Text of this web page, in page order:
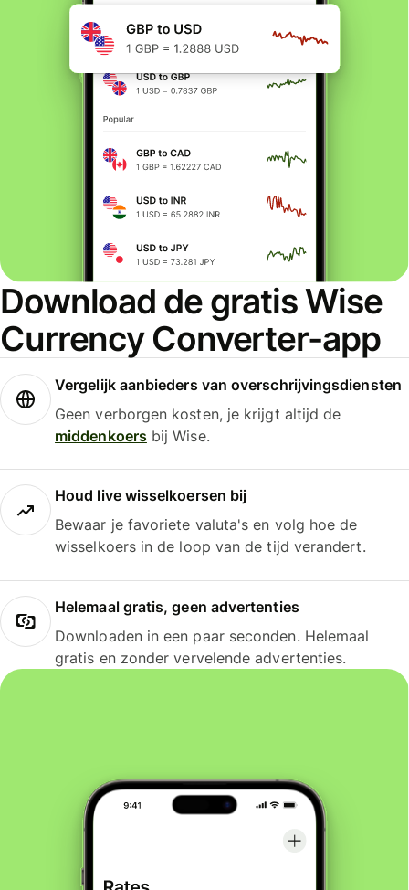
Download de gratis Wise
Currency Converter-app
Vergelijk aanbieders van overschrijvingsdiensten
Geen verborgen kosten, je krijgt altijd de
middenkoersbij Wise.
Houd live wisselkoersen bij
Bewaar je favoriete valuta's en volg hoe de
wisselkoers in de loop van de tijd verandert.
Helemaal gratis, geen advertenties
Downloaden in een paar seconden. Helemaal
gratis en zonder vervelende advertenties.